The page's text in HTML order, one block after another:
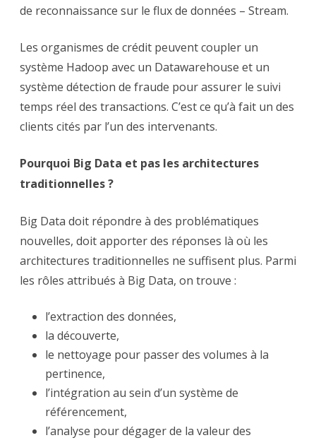
de reconnaissance sur le flux de données – Stream.
Les organismes de crédit peuvent coupler un
système Hadoop avec un Datawarehouse et un
système détection de fraude pour assurer le suivi
temps réel des transactions. C’est ce qu’à fait un des
clients cités par l’un des intervenants.
Pourquoi Big Data et pas les architectures
traditionnelles ?
Big Data doit répondre à des problématiques
nouvelles, doit apporter des réponses là où les
architectures traditionnelles ne suffisent plus. Parmi
les rôles attribués à Big Data, on trouve :
l’extraction des données,
la découverte,
le nettoyage pour passer des volumes à la
pertinence,
l’intégration au sein d’un système de
référencement,
l’analyse pour dégager de la valeur des